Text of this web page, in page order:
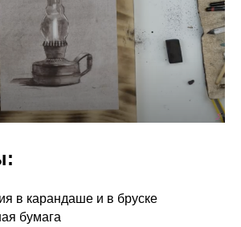
в карандаше и в бруске
бумага